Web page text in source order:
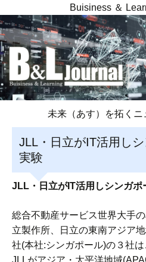
Buisiness ＆
未来（あす）を拓く
JLL・日立がIT活用し
実験
JLL・日立がIT活用しシンガポ
総合不動産サービス世界大手
立製作所、日立の東南アジア
社(本社:シンガポール)の３社
JLLがアジア・太平洋地域